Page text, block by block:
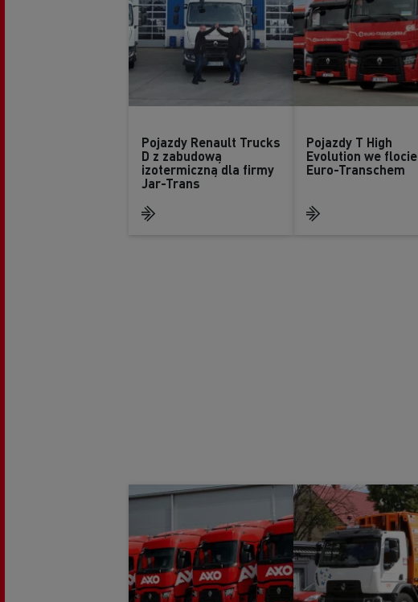
Pojazdy Renault Trucks
D z zabudową
izotermiczną dla firmy
Jar-Trans
Pojazdy T High
Evolution we flocie
Euro-Transchem